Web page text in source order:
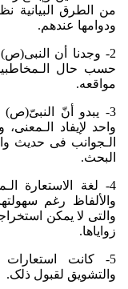
من الطرق البیانیة
ودوامها عندهم.
2- وجدنا أن
حسب حال
مواقعه.
3- یبدو أنّ النبیّ(ص)
واحد لإیفاد
الـجوانب فی حدیث
البحث.
4- لغة الاستعارة
والألفاظ رغم
والتی لا یمکن
زوایاها.
5- کانت
والتشویق لقبول ذلک.